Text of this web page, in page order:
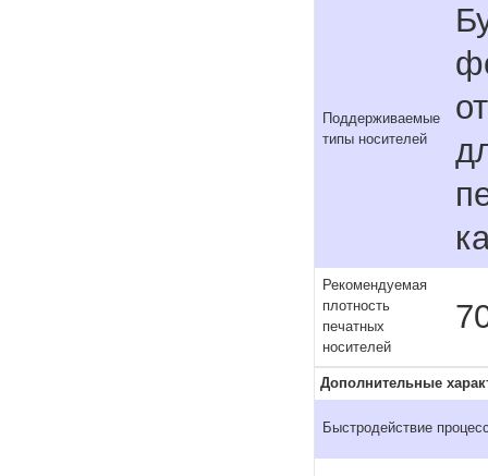
Поддерживаемые
типы носителей
Рекомендуемая
плотность
печатных
носителей
Дополнительные
Быстродействие